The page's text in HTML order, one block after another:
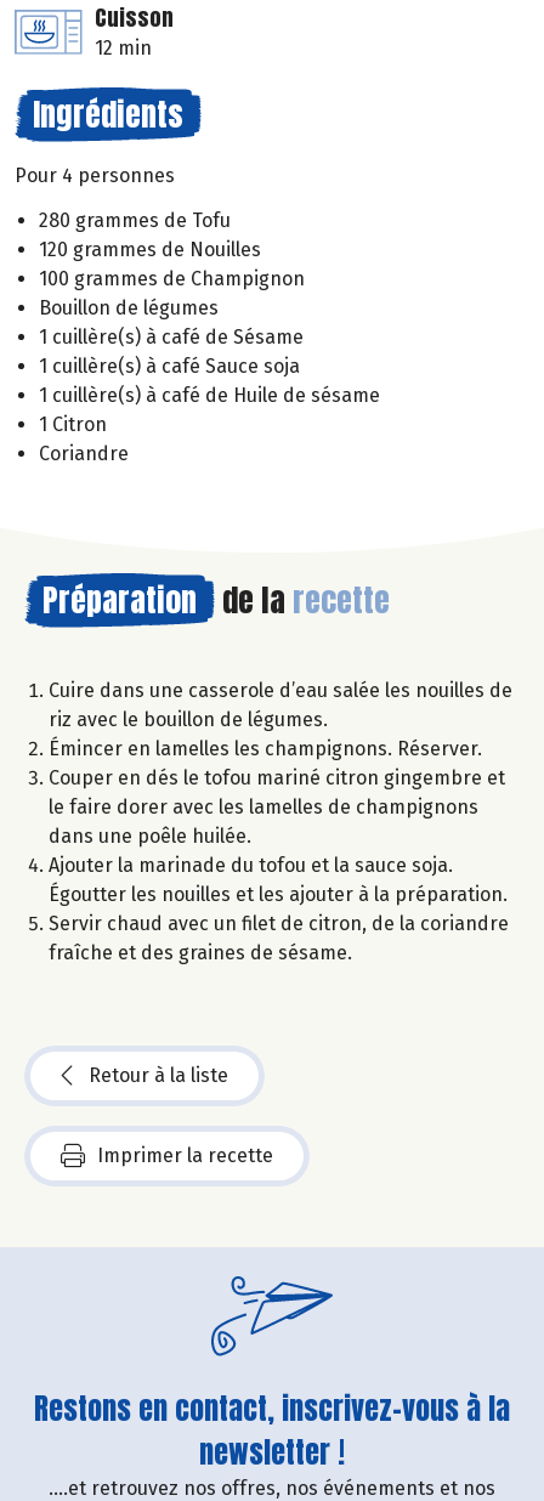
Cuisson
12 min
Ingrédients
Pour 4 personnes
280 grammes de Tofu
120 grammes de Nouilles
100 grammes de Champignon
Bouillon de légumes
1 cuillère(s) à café de Sésame
1 cuillère(s) à café Sauce soja
1 cuillère(s) à café de Huile de sésame
1 Citron
Coriandre
Préparation de la recette
Cuire dans une casserole d’eau salée les nouilles de
riz avec le bouillon de légumes.
Émincer en lamelles les champignons. Réserver.
Couper en dés le tofou mariné citron gingembre et
le faire dorer avec les lamelles de champignons
dans une poêle huilée.
Ajouter la marinade du tofou et la sauce soja.
Égoutter les nouilles et les ajouter à la préparation.
Servir chaud avec un filet de citron, de la coriandre
fraîche et des graines de sésame.
Retour à la liste
Imprimer la recette
Restons en contact, inscrivez-vous à la
newsletter !
....et retrouvez nos offres, nos événements et nos